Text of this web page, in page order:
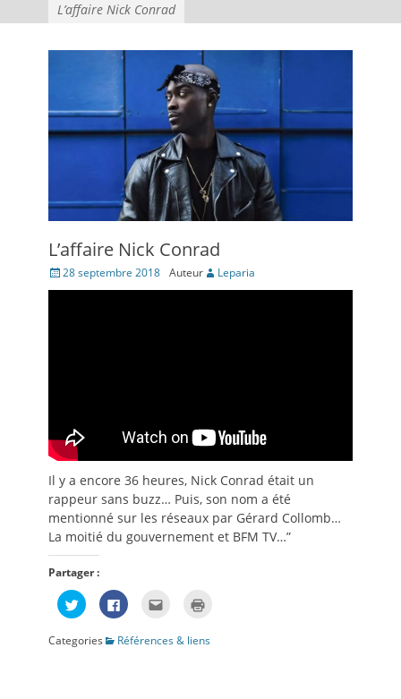
L’affaire Nick Conrad
L’affaire Nick Conrad
Posté
le
28 septembre 2018 Auteur Leparia
Il y a encore 36 heures, Nick Conrad était un
rappeur sans buzz… Puis, son nom a été
mentionné sur les réseaux par Gérard Collomb…
La moitié du gouvernement et BFM TV…”
Partager :
Cliquez
pour
partager
sur
Twitter(ouvre
Cliquez
pour
sur
Facebook(ouvre
Cliquez
par
e- une
Categories Références & liens